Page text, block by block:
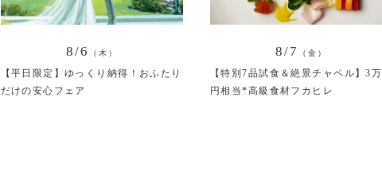
8/6 （木）
【平日限定】ゆっくり納得！おふたり
だけの安心フェア
8/7 （金）
【特別7品試食＆絶景チャペル】3万
円相当*高級食材フカヒレ